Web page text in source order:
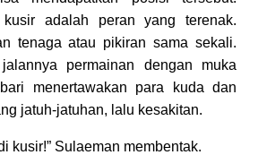
kusir adalah peran yang terenak.
tenaga atau pikiran sama sekali.
permainan dengan muka
menertawakan para kuda dan
jatuh-jatuhan, lalu kesakitan.
kusir!” Sulaeman membentak.